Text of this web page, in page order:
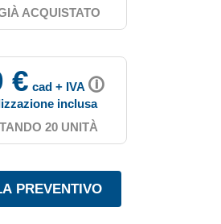
ACQUISTATO
€ cad + IVA 🛈
inclusa
20 UNITÀ